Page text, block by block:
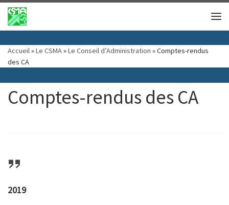
Passer au contenu
Accueil»Le CSMA»Le Conseil d’Administration »Comptes-rendus
des CA
Comptes-rendus des CA
2019